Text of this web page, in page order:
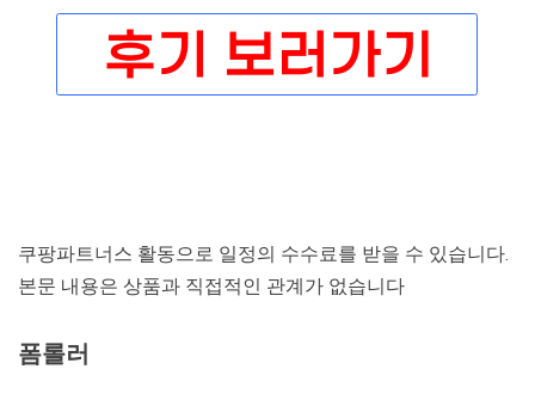
쿠팡파트너스 활동으로 일정의 수수료를 받을 수 있습니다.
본문 내용은 상품과 직접적인 관계가 없습니다
폼롤러